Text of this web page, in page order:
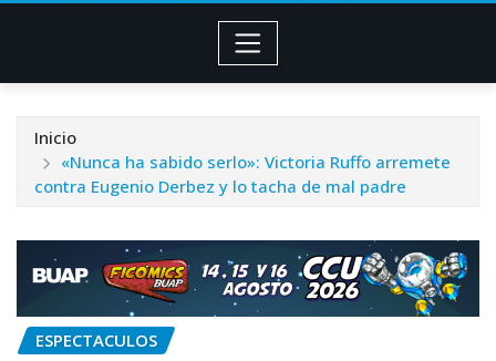
Inicio
«Nunca ha sabido serlo»: Victoria Ruffo arremete
contra Eugenio Derbez y lo tacha de mal padre
ESPECTACULOS